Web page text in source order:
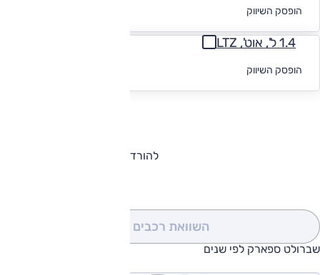
הופסק השיווק
1.4 ל', אוט', LTZ
הופסק השיווק
להורדת קטלוג שברולט ספארק
השוואת רכבים
שברולט ספארק לפי שנים